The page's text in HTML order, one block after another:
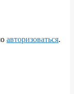
авторизоваться.